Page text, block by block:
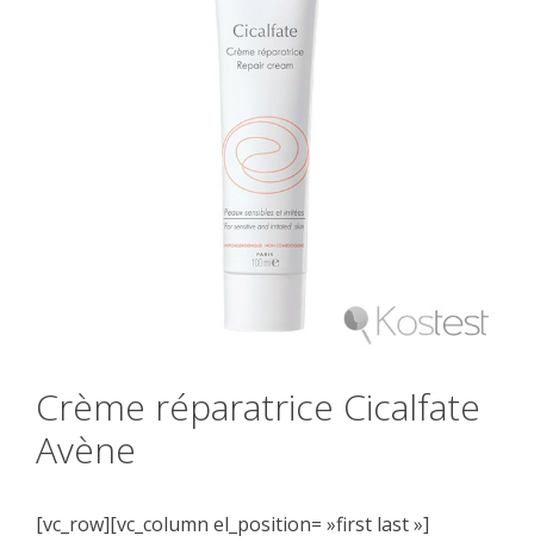
Crème réparatrice Cicalfate
Avène
[vc_row][vc_column el_position= »first last »]